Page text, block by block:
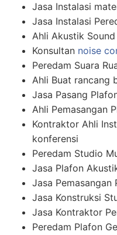
Jasa Instalasi
Jasa Instalasi
Ahli Akustik
Konsultan noise
Peredam Suara
Ahli Buat rancang
Jasa Pasang
Ahli Pemasangan
Kontraktor Ahli
konferensi
Peredam Studio
Jasa Plafon
Jasa Pemasangan
Jasa Konstruksi
Jasa Kontraktor
Peredam Plafon